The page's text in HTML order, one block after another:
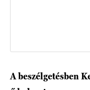
A beszélgetésben